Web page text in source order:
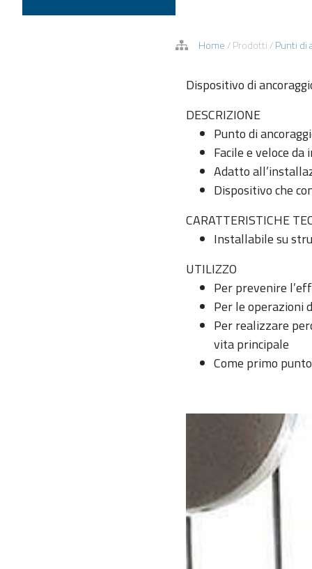
Home/Prodotti/Punti di
Dispositivo di
DESCRIZIONE
Punto di
Facile e veloce
Adatto
Dispositivo che
CARATTERISTICHE
Installabile su
UTILIZZO
Per prevenire
Per le operazioni
Per realizzare
vita principale
Come primo